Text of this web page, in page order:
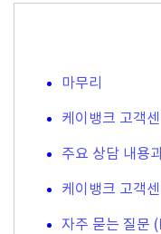
마무리
케이뱅크 고객
주요 상담 내용
케이뱅크 고객
자주 묻는 질문